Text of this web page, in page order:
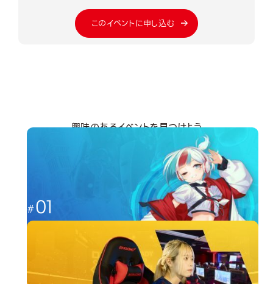
このイベントに申し込む
興味のあるイベントを見つけよう
分野から探す
01
これからのゲーム業界を担う人材へ